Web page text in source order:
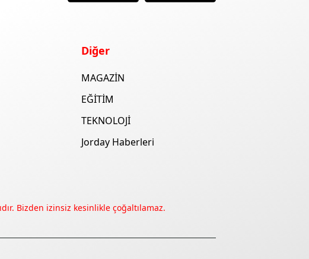
Diğer
MAGAZİN
EĞİTİM
TEKNOLOJİ
Jorday Haberleri
Bizden izinsiz kesinlikle çoğaltılamaz.